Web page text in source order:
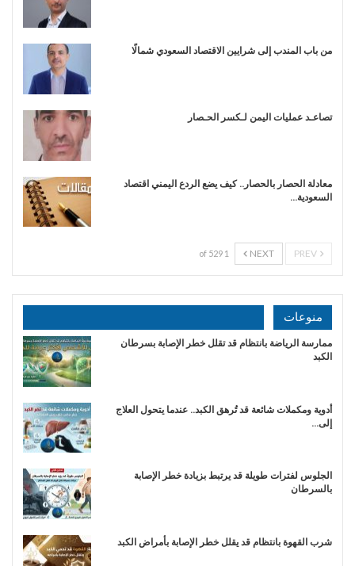
من باب المندب إلى شرايين الاقتصاد السعودي شمالًا
تصاعـد عمليات اليمن لـكسر الحـصار
معادلة الحصار بالحصار.. كيف يضع الردع اليمني اقتصاد
السعودية…
NEXT
1 of 529
منوعات
ممارسة الرياضة بانتظام قد تقلل خطر الإصابة بسرطان
الكبد
أدوية ومكملات شائعة قد تُرهق الكبد.. عندما يتحول العلاج
إلى…
الجلوس لفترات طويلة قد يرتبط بزيادة خطر الإصابة
بالسرطان
شرب القهوة بانتظام قد يقلل خطر الإصابة بأمراض الكبد